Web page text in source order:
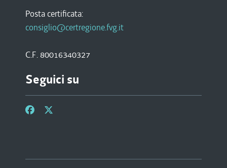
Posta certificata:
consiglio@certregione.fvg.it
C.F. 80016340327
Seguici su